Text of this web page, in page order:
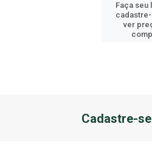
Faça seu
ver
Cadastre-